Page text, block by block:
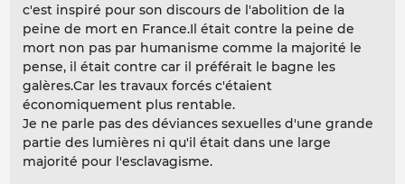
c'est inspiré pour son discours de l'abolition de la
peine de mort en France.Il était contre la peine de
mort non pas par humanisme comme la majorité le
pense, il était contre car il préférait le bagne les
galères.Car les travaux forcés c'étaient
économiquement plus rentable.
Je ne parle pas des déviances sexuelles d'une grande
partie des lumières ni qu'il était dans une large
majorité pour l'esclavagisme.